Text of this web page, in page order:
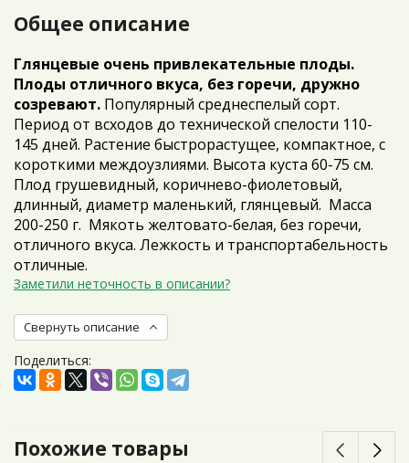
Общее описание
Глянцевые очень привлекательные плоды.
Плоды отличного вкуса, без горечи, дружно
созревают. Популярный среднеспелый сорт.
Период от всходов до технической спелости 110-
145 дней. Растение быстрорастущее, компактное, с
короткими междоузлиями. Высота куста 60-75 см.
Плод грушевидный, коричнево-фиолетовый,
длинный, диаметр маленький, глянцевый. Масса
200-250 г. Мякоть желтовато-белая, без горечи,
отличного вкуса. Лежкость и транспортабельность
отличные.
Заметили неточность в описании?
Свернуть описание
Поделиться:
Похожие товары